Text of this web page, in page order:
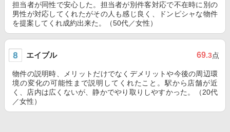
担当者が同性で安心した。担当者が別件客対応で不在時に別の
男性が対応してくれたがその人も感じ良く、ドンピシャな物件
を提案してくれ成約出来た。（50代／女性）
エイブル 69.3点
物件の説明時、メリットだけでなくデメリットや今後の周辺環
境の変化の可能性まで説明してくれたこと。駅から店舗が近
く、店内は広くないが、静かでやり取りしやすかった。（20代
／女性）